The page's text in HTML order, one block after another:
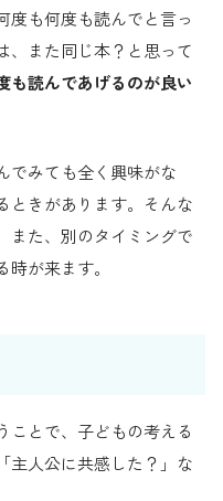
度も何度も読んでと言っ
、また同じ本？と思って
も読んであげるのが良い
でみても全く興味がな
ときがあります。そんな
また、別のタイミングで
が来ます。
ことで、子どもの考える
主人公に共感した？」な